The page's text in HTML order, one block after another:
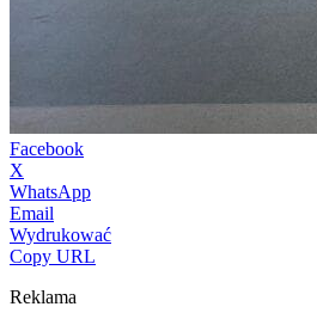
Facebook
X
WhatsApp
Email
Wydrukować
Copy URL
Reklama